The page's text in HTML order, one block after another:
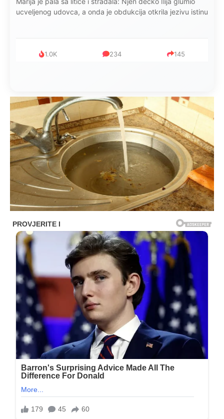
ucveljenog udovca, a onda je obdukcija otkrila jezivu istinu
1.0K 234 145